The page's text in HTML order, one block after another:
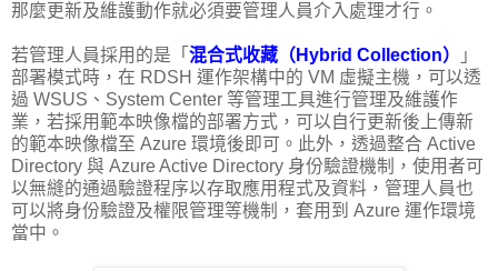
那麼更新及維護動作就必須要管理人員介入處理才行。
若管理人員採用的是「 混合式收藏（Hybrid Collection）
」
部署模式時，在 RDSH 運作架構中的 VM 虛擬主機，可以透
過 WSUS、System Center 等管理工具進行管理及維護作
業，若採用範本映像檔的部署方式，可以自行更新後上傳新
的範本映像檔至 Azure 環境後即可。此外，透過整合 Active
Directory 與 Azure Active Directory 身份驗證機制，使用者可
以無縫的通過驗證程序以存取應用程式及資料，管理人員也
可以將身份驗證及權限管理等機制，套用到 Azure 運作環境
當中。